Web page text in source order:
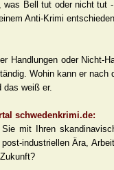
was Bell tut oder nicht
Anti-Krimi
Handlungen oder Nicht-
Wohin kann er
das weiß er.
schwedenkrimi.de:
mit Ihren
industriellen Ära,